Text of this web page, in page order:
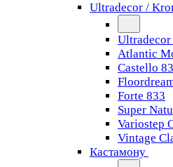
Ultradecor /
Atlantic
Castello
Forte 833
Super
Variostep
Vintage
Кастамону